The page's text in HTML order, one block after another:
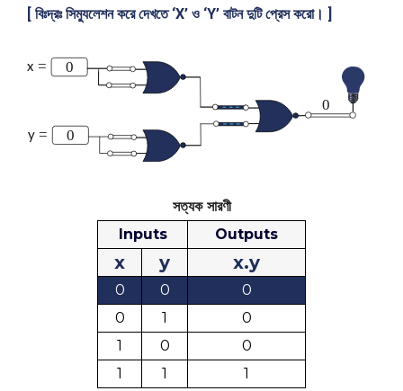
[ বিঃদ্রঃ সিম্যুলেশন করে দেখতে ‘X’ ও ‘Y’ বাটন দুটি প্রেস করো। ]
সত্যক সারণী
Inputs
Outputs
x y x.y
0 0
0
0
1
0
1
0
0
1
1 1